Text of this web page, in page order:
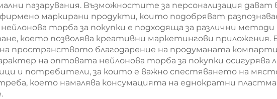
пазарувания. Възможностите за персонализация дават
маркирани продукти, които подобряват
торба за покупки е подходяща за различни
което позволява креативни маркетингови
на пространството благодарение на продуманата
на оптовата нейлонова торба за покупки осигурява
и потребители, за които е важно спестяването на
което намалява консумацията на еднократни